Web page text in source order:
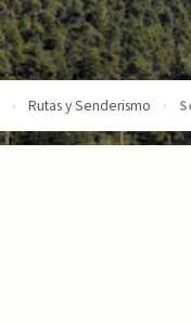
› Rutas y Senderismo ›